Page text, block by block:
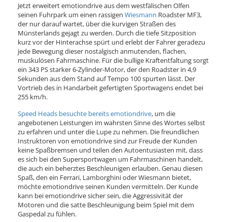
Jetzt erweitert emotiondrive aus dem westfälischen Olfen
seinen Fuhrpark um einen rassigen Wiesmann Roadster MF3,
der nur darauf wartet, über die kurvigen Straßen des
Münsterlands gejagt zu werden. Durch die tiefe Sitzposition
kurz vor der Hinterachse spürt und erlebt der Fahrer geradezu
jede Bewegung dieser nostalgisch anmutenden, flachen,
muskulösen Fahrmaschine. Für die bullige Kraftentfaltung sorgt
ein 343 PS starker 6-Zylinder-Motor, der den Roadster in 4,9
Sekunden aus dem Stand auf Tempo 100 spurten lässt. Der
Vortrieb des in Handarbeit gefertigten Sportwagens endet bei
255 km/h.
Speed Heads besuchte bereits emotiondrive, um die
angebotenen Leistungen im wahrsten Sinne des Wortes selbst
zu erfahren und unter die Lupe zu nehmen. Die freundlichen
Instruktoren von emotiondrive sind zur Freude der Kunden
keine Spaßbremsen und teilen den Autoentusiasten mit, dass
es sich bei den Supersportwagen um Fahrmaschinen handelt,
die auch ein beherztes Beschleunigen erlauben. Genau diesen
Spaß, den ein Ferrari, Lamborghini oder Wiesmann bietet,
möchte emotiondrive seinen Kunden vermitteln. Der Kunde
kann bei emotiondrive sicher sein, die Aggressivität der
Motoren und die satte Beschleunigung beim Spiel mit dem
Gaspedal zu fühlen.